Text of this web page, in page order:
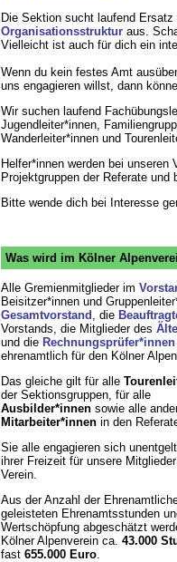
Die Sektion sucht laufend
Organisationsstrukturaus.
Vielleicht ist auch für dich ein
Wenn du kein festes Amt
uns engagieren willst, dann
Wir suchen laufend
Jugendleiter*innen,
Wanderleiter*innen und
Helfer*innen werden bei unseren
Projektgruppen der Referate und
Bitte wende dich bei Interesse
Was wird im Kölner
Alle Gremienmitglieder im
Beisitzer*innen und
Gesamtvorstand , die
Vorstands, die Mitglieder des
und die Rechnungsprüfer*innen
ehrenamtlich für den Kölner
Das gleiche gilt für alle
der Sektionsgruppen, für alle
Ausbilder*innensowie alle
Mitarbeiter*innenin den
Sie alle engagieren sich
ihrer Freizeit für unsere
Verein.
Aus der Anzahl der
geleisteten Ehrenamtsstunden
Wertschöpfung abgeschätzt
Kölner Alpenverein ca. 43.000
fast 655.000 Euro.